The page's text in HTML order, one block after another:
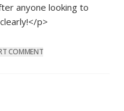
anyone looking to
p>
COMMENT